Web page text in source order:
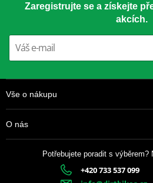
Zaregistrujte se a získejte
akcích.
Vše o nákupu
O nás
Potřebujete poradit s výběrem?
+420 733 537 099